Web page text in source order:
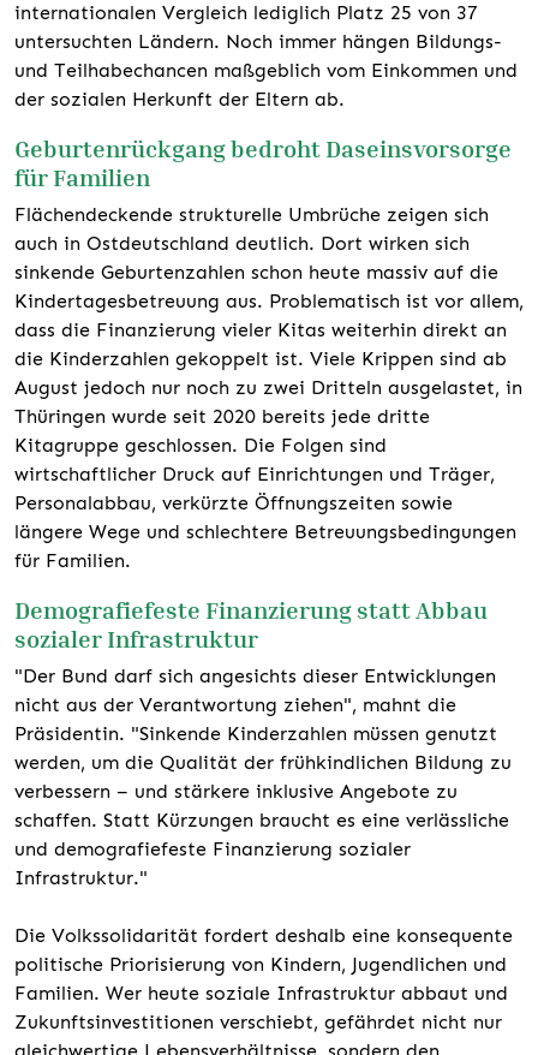
internationalen Vergleich lediglich Platz 25 von 37
untersuchten Ländern. Noch immer hängen Bildungs-
und Teilhabechancen maßgeblich vom Einkommen und
der sozialen Herkunft der Eltern ab.
Geburtenrückgang bedroht Daseinsvorsorge
für Familien
Flächendeckende strukturelle Umbrüche zeigen sich
auch in Ostdeutschland deutlich. Dort wirken sich
sinkende Geburtenzahlen schon heute massiv auf die
Kindertagesbetreuung aus. Problematisch ist vor allem,
dass die Finanzierung vieler Kitas weiterhin direkt an
die Kinderzahlen gekoppelt ist. Viele Krippen sind ab
August jedoch nur noch zu zwei Dritteln ausgelastet, in
Thüringen wurde seit 2020 bereits jede dritte
Kitagruppe geschlossen. Die Folgen sind
wirtschaftlicher Druck auf Einrichtungen und Träger,
Personalabbau, verkürzte Öffnungszeiten sowie
längere Wege und schlechtere Betreuungsbedingungen
für Familien.
Demografiefeste Finanzierung statt Abbau
sozialer Infrastruktur
"Der Bund darf sich angesichts dieser Entwicklungen
nicht aus der Verantwortung ziehen", mahnt die
Präsidentin. "Sinkende Kinderzahlen müssen genutzt
werden, um die Qualität der frühkindlichen Bildung zu
verbessern – und stärkere inklusive Angebote zu
schaffen. Statt Kürzungen braucht es eine verlässliche
und demografiefeste Finanzierung sozialer
Infrastruktur."
Die Volkssolidarität fordert deshalb eine konsequente
politische Priorisierung von Kindern, Jugendlichen und
Familien. Wer heute soziale Infrastruktur abbaut und
Zukunftsinvestitionen verschiebt, gefährdet nicht nur